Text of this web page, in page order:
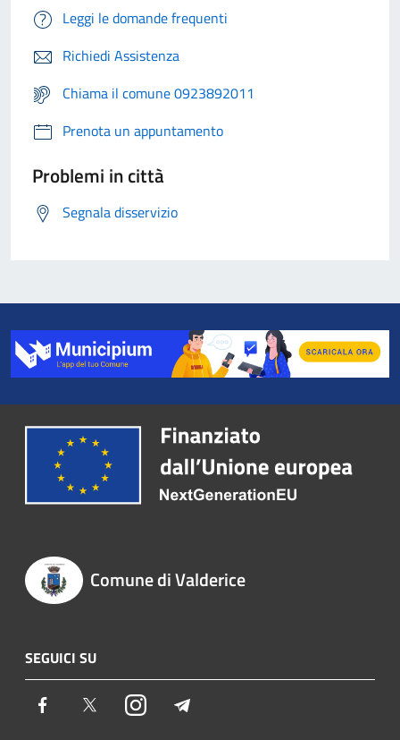
Leggi le domande frequenti
Richiedi Assistenza
Chiama il comune 0923892011
Prenota un appuntamento
Problemi in città
Segnala disservizio
Comune di Valderice
SEGUICI SU
Facebook TwitterInstagram